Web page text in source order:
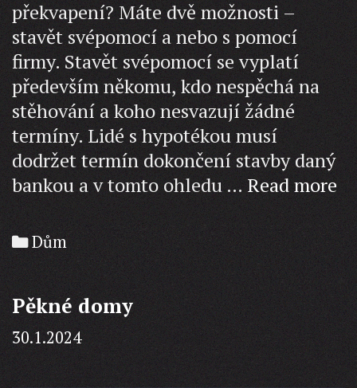
překvapení? Máte dvě možnosti –
stavět svépomocí a nebo s pomocí
firmy. Stavět svépomocí se vyplatí
především někomu, kdo nespěchá na
stěhování a koho nesvazují žádné
termíny. Lidé s hypotékou musí
dodržet termín dokončení stavby daný
bankou a v tomto ohledu … Read more
Categories
Dům
Pěkné domy
30.1.2024